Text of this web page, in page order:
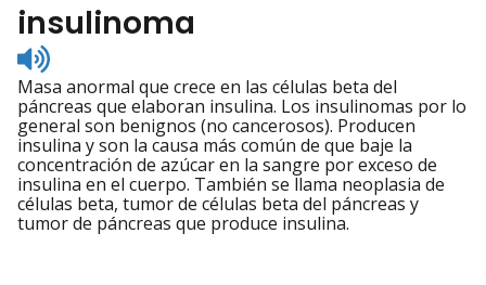
insulinoma
Listen
to
pronunciation
Masa anormal que crece en las células beta del
páncreas que elaboran insulina. Los insulinomas por lo
general son benignos (no cancerosos). Producen
insulina y son la causa más común de que baje la
concentración de azúcar en la sangre por exceso de
insulina en el cuerpo. También se llama neoplasia de
células beta, tumor de células beta del páncreas y
tumor de páncreas que produce insulina.